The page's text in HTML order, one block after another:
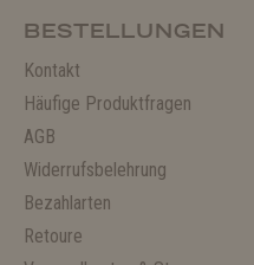
BESTELLUNGEN
Kontakt
Häufige Produktfragen
AGB
Widerrufsbelehrung
Bezahlarten
Retoure